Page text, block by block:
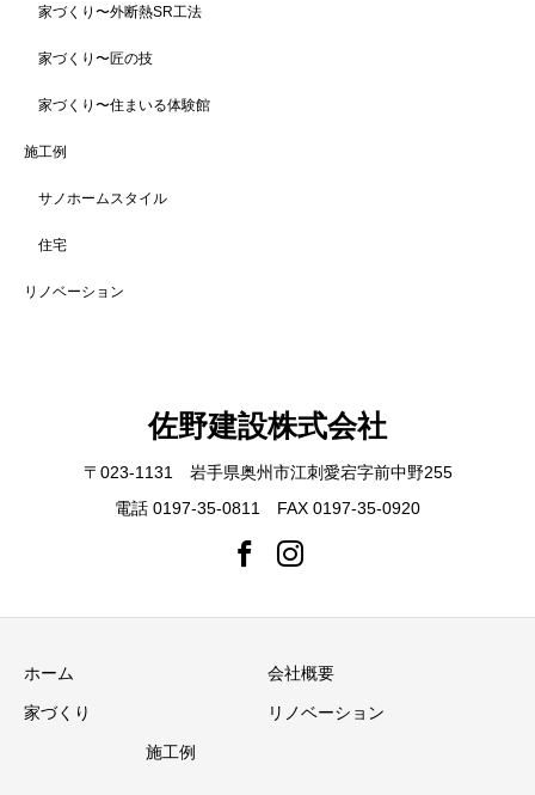
家づくり〜外断熱SR工法
家づくり〜匠の技
家づくり〜住まいる体験館
施工例
サノホームスタイル
住宅
リノベーション
佐野建設株式会社
〒023-1131 岩手県奥州市江刺愛宕字前中野255
電話 0197-35-0811 FAX 0197-35-0920
ホーム 会社概要
家づくり リノベーション
施工例